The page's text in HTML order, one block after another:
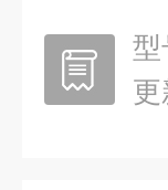
型
更